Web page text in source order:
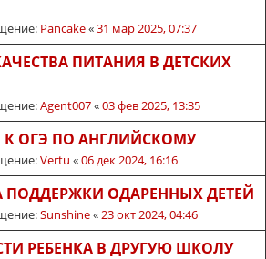
Pancake«31 мар 2025, 07:37
ПИТАНИЯ В ДЕТСКИХ
Agent007«03 фев 2025, 13:35
ОГЭ ПО АНГЛИЙСКОМУ
Vertu «06 дек 2024, 16:16
ОДАРЕННЫХ ДЕТЕЙ
Sunshine« 23 окт 2024, 04:46
РЕБЕНКА В ДРУГУЮ ШКОЛУ